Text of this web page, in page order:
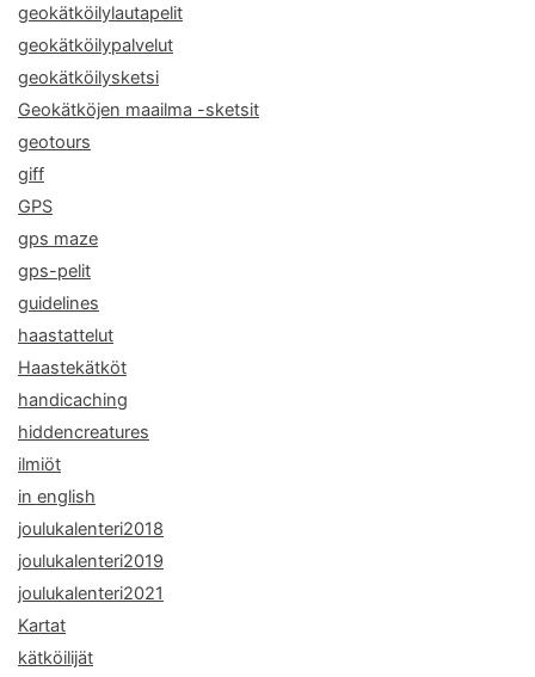
geokätköilylautapelit
geokätköilypalvelut
geokätköilysketsi
Geokätköjen maailma -sketsit
geotours
giff
GPS
gps maze
gps-pelit
guidelines
haastattelut
Haastekätköt
handicaching
hiddencreatures
ilmiöt
in english
joulukalenteri2018
joulukalenteri2019
joulukalenteri2021
Kartat
kätköilijät